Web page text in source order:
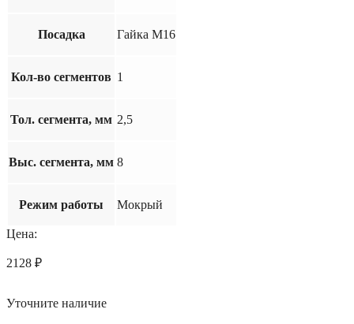
Посадка Гайка М16
Кол-во сегментов 1
Тол. сегмента, мм 2,5
Выс. сегмента, мм 8
Режим работы Мокрый
Цена:
2128 ₽
Уточните наличие